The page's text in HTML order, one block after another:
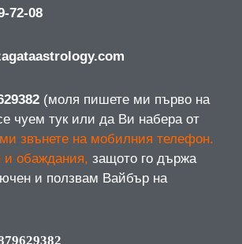
72-08
(моля пишете ми първо на
чуем тук или да Ви набера от
звънете на мобилния телефон.
обаждания, защото го държа
и ползвам Вайбър на